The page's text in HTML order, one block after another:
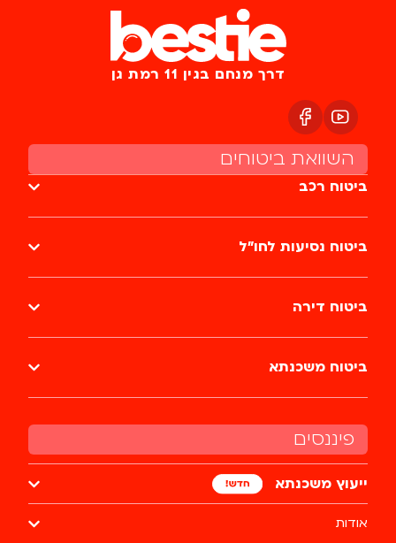
פיננסים
ייעוץ משכנתא
אודות
דרך מנחם בגין 11 רמת גן
השוואת ביטוחים
ביטוח רכב
ביטוח נסיעות לחו״ל
ביטוח דירה
ביטוח משכנתא